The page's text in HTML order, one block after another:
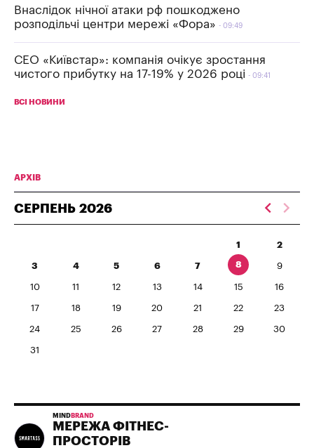
Внаслідок нічної атаки рф пошкоджено
розподільчі центри мережі «Фора»
09:49
СЕО «Київстар»: компанія очікує зростання
чистого прибутку на 17-19% у 2026 році
09:41
ВСІ НОВИНИ
АРХІВ
СЕРПЕНЬ 2026
1 2
3 4 5 6 7 8 9
10 11 12 13 14 15 16
17 18 19 20 21 22 23
24 25 26 27 28 29 30
31
MIND BRAND
МЕРЕЖА ФІТНЕС-
ПРОСТОРІВ